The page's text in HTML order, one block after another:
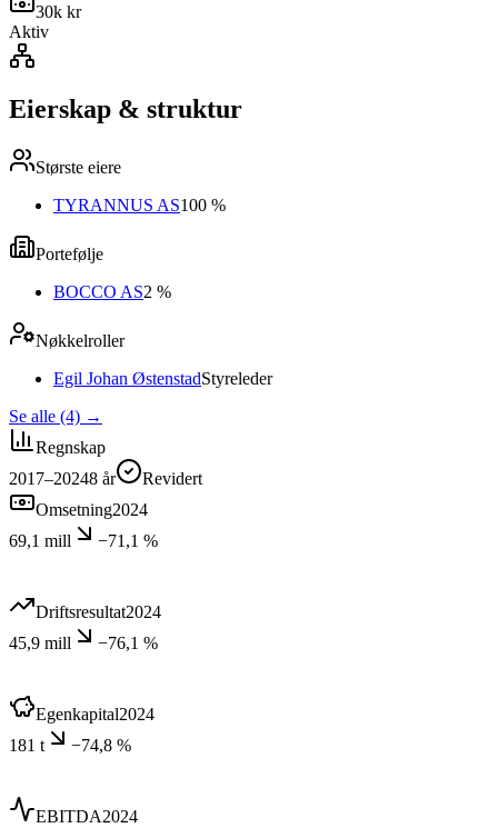
30k kr
Aktiv
Eierskap & struktur
Største eiere
TYRANNUS AS100 %
Portefølje
BOCCO AS2 %
Nøkkelroller
Egil Johan ØstenstadStyreleder
Se alle (4) →
Regnskap
2017–20248 år
Revidert
Omsetning2024
69,1 mill
−71,1 %
Driftsresultat2024
45,9 mill
−76,1 %
Egenkapital2024
181 t
−74,8 %
EBITDA2024